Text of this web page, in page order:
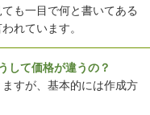
も一目で何と書いてある
れています。
して価格が違うの？
すが、基本的には作成方